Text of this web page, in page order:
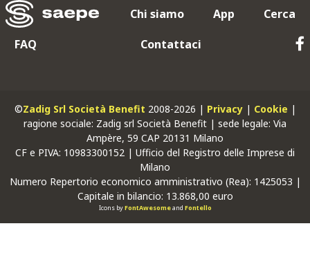
Chi siamo App
Cerca
FAQ
Contattaci
©Zadig Srl Società Benefit 2008-2026 | Privacy| Cookie |
ragione sociale: Zadig srl Società Benefit | sede legale: Via
Ampère, 59 CAP 20131 Milano
CF e PIVA: 10983300152 | Ufficio del Registro delle Imprese di
Milano
Numero Repertorio economico amministrativo (Rea): 1425053 |
Capitale in bilancio: 13.868,00 euro
Icons byFontAwesomeand Fontello